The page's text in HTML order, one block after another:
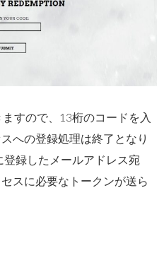
すので、13桁のコードを入
への登録処理は終了となり
登録したメールアドレス宛
スに必要なトークンが送ら